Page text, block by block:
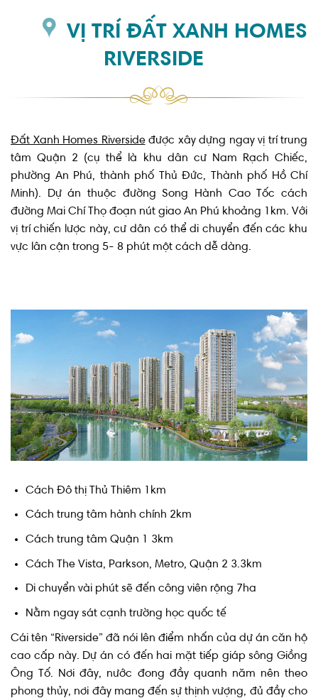
VỊ TRÍ ĐẤT XANH HOMES
RIVERSIDE
Đất Xanh Homes Riversideđược xây dựng ngay vị trí trung
tâm Quận 2 (cụ thể là khu dân cư Nam Rạch Chiếc,
phường An Phú, thành phố Thủ Đức, Thành phố Hồ Chí
Minh). Dự án thuộc đường Song Hành Cao Tốc cách
đường Mai Chí Thọ đoạn nút giao An Phú khoảng 1km. Với
vị trí chiến lược này, cư dân có thể di chuyển đến các khu
vực lân cận trong 5- 8 phút một cách dễ dàng.
Cách Đô thị Thủ Thiêm 1km
Cách trung tâm hành chính 2km
Cách trung tâm Quận 1 3km
Cách The Vista, Parkson, Metro, Quận 2 3.3km
Di chuyển vài phút sẽ đến công viên rộng 7ha
Nằm ngay sát cạnh trường học quốc tế
Cái tên “Riverside” đã nói lên điểm nhấn của dự án căn hộ
cao cấp này. Dự án có đến hai mặt tiếp giáp sông Giồng
Ông Tố. Nơi đây, nước đong đầy quanh năm nên theo
phong thủy, nơi đây mang đến sự thịnh vượng, đủ đầy cho